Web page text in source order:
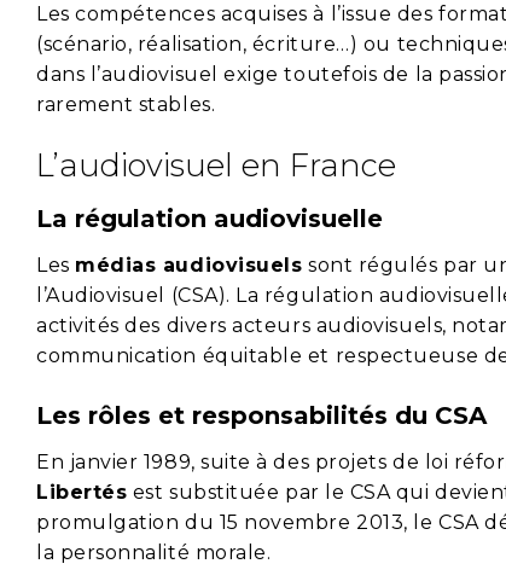
Les compétences acquises à l’issue des
(scénario, réalisation, écriture…) ou
dans l’audiovisuel exige toutefois de la
rarement stables.
L’audiovisuel en France
La régulation audiovisuelle
Les médias audiovisuels sont régulés par
l’Audiovisuel (CSA). La régulation
activités des divers acteurs audiovisuels,
communication équitable et respectueuse
Les rôles et responsabilités du CSA
En janvier 1989, suite à des projets de loi
Libertés est substituée par le CSA qui
promulgation du 15 novembre 2013, le CSA
la personnalité morale.